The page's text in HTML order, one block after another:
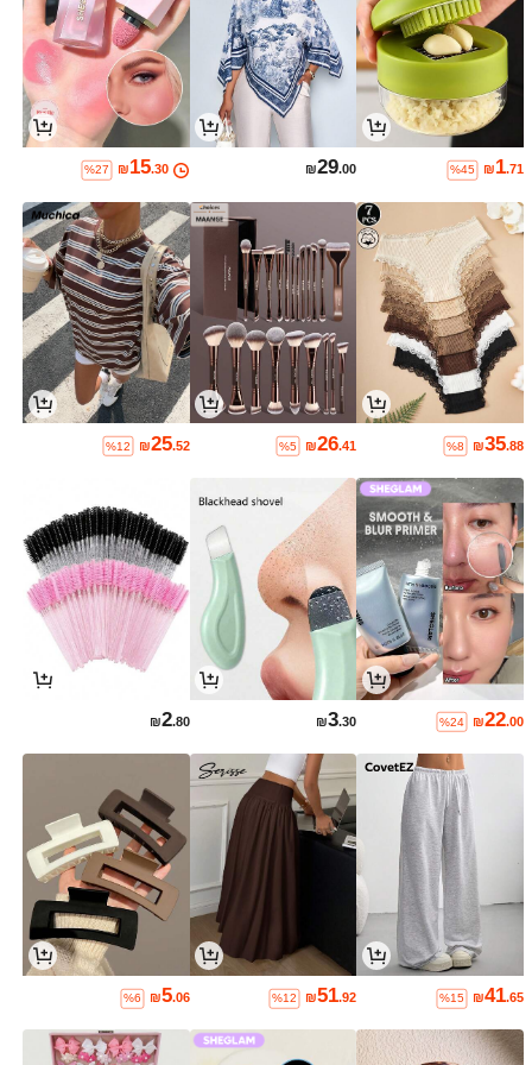
₪1.71
%45
₪29.00
₪15.30
%27
₪35.88
%8
₪26.41
%5
₪25.52
%12
₪22.00
%24
₪3.30
₪2.80
₪41.65
%15
₪51.92
%12
₪5.06
%6